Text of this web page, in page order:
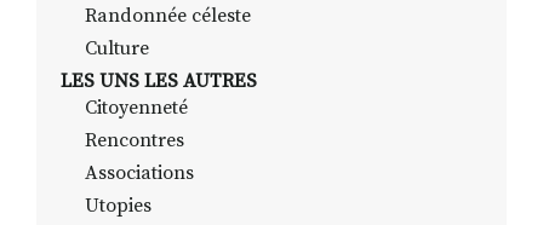
Randonnée céleste
Culture
LES UNS LES AUTRES
Citoyenneté
Rencontres
Associations
Utopies